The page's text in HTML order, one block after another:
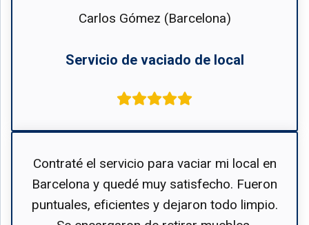
Carlos Gómez (Barcelona)
Servicio de vaciado de local
Contraté el servicio para vaciar mi local en
Barcelona y quedé muy satisfecho. Fueron
puntuales, eficientes y dejaron todo limpio.